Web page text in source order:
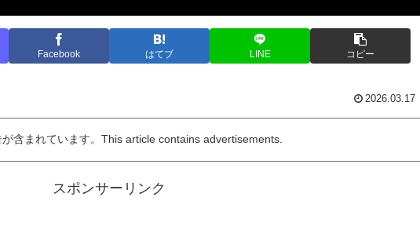
Facebook はてブ LINE コピー
2026.03.17
含まれています。This article contains advertisements.
スポンサーリンク